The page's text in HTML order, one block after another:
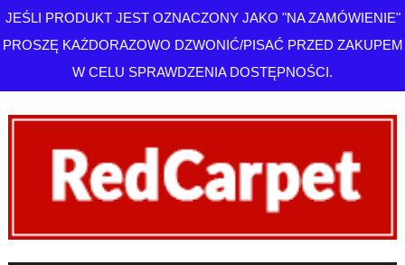
JEŚLI PRODUKT JEST OZNACZONY JAKO "NA ZAMÓWIENIE"
PROSZĘ KAŻDORAZOWO DZWONIĆ/PISAĆ PRZED ZAKUPEM
W CELU SPRAWDZENIA DOSTĘPNOŚCI.